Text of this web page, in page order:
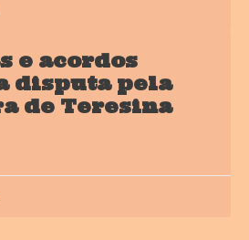
e acordos
disputa pela
de Teresina